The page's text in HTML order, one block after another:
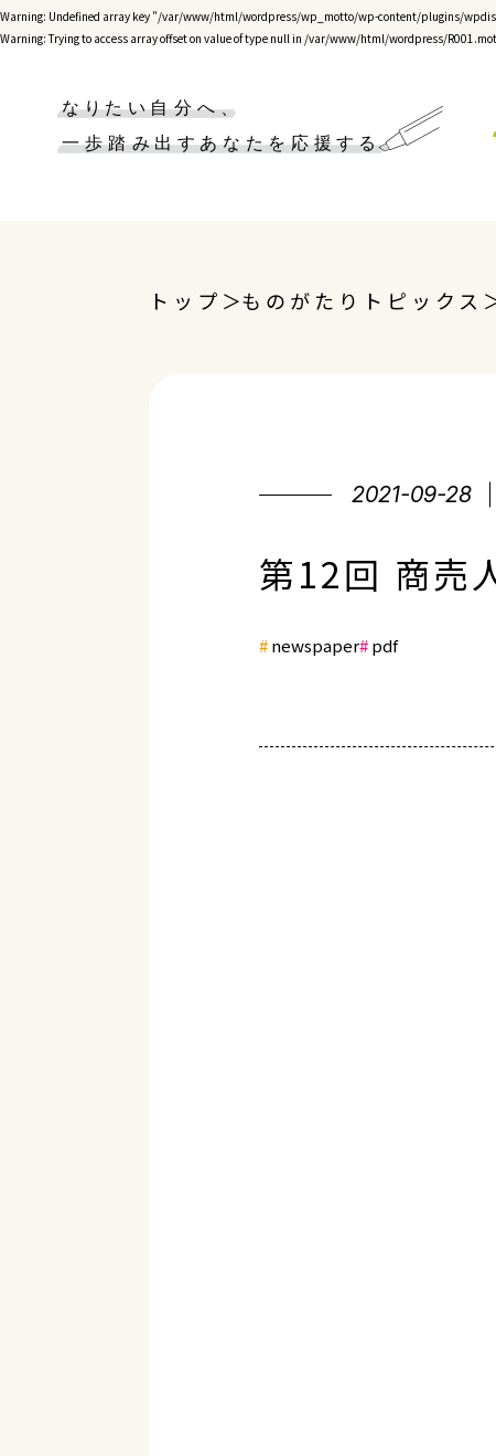
Warning: Undefined array key "/var/www/html/wordpress/wp_motto/wp-content/plugins/
Warning: Trying to access array offset on value of type null in /var/www/html/wordpress/
トップ ものがたりトピックス
2021-09-28
第12回 商売
newspaper pdf